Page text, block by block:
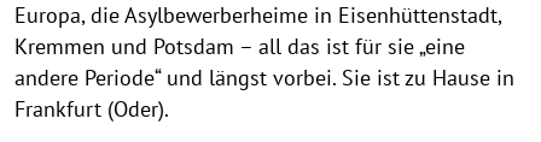
Europa, die Asylbewerberheime in Eisenhüttenstadt,
Kremmen und Potsdam – all das ist für sie „eine
andere Periode“ und längst vorbei. Sie ist zu Hause in
Frankfurt (Oder).